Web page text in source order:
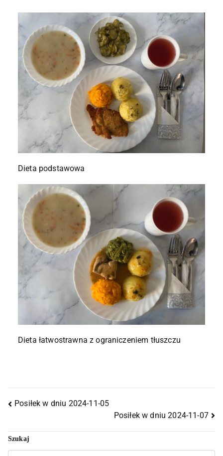
Dieta podstawowa
Dieta łatwostrawna z ograniczeniem tłuszczu
Posiłek w dniu 2024-11-05
Posiłek w dniu 2024-11-07
Szukaj